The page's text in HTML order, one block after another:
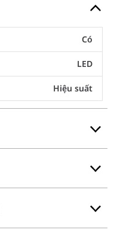
Có
LED
Hiệu suất